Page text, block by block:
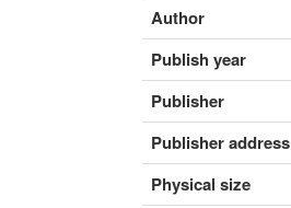
Author
Publish year
Publisher
Publisher address
Physical size